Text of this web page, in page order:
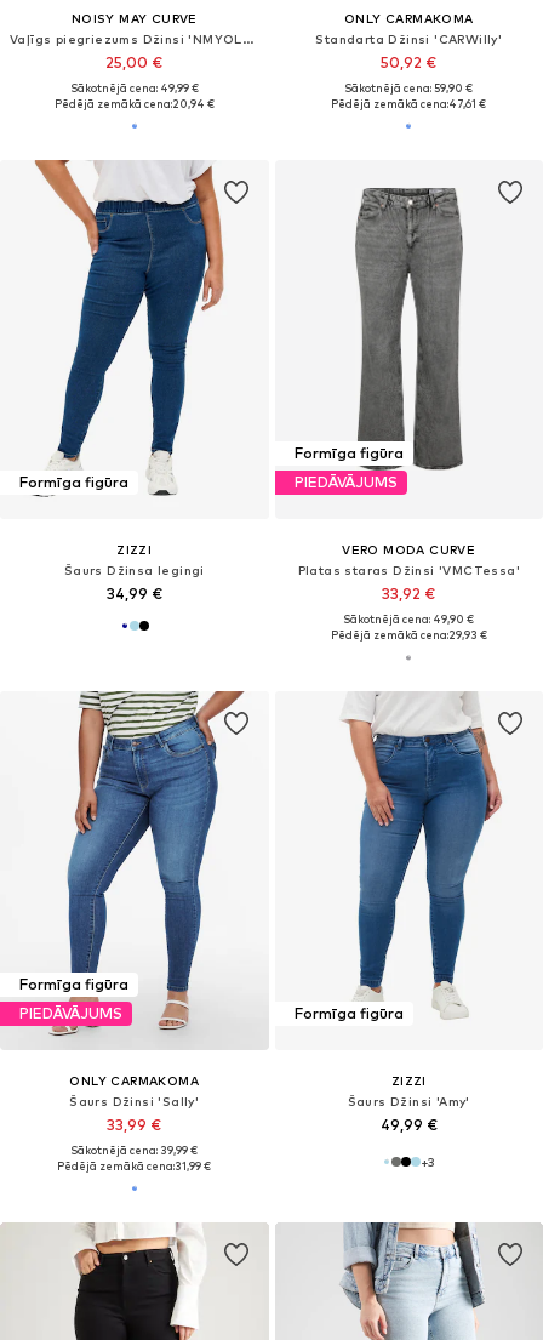
NOISY MAY CURVE
Vaļīgs piegriezums Džinsi 'NMYOLANDA'
25,00 €
Sākotnējā cena: 49,99 €
Pēdējā zemākā cena:20,94 €
ONLY CARMAKOMA
Standarta Džinsi 'CARWilly'
50,92 €
Sākotnējā cena: 59,90 €
Pēdējā zemākā cena:47,61 €
Formīga figūra
ZIZZI
Šaurs Džinsa legingi
34,99 €
Formīga figūra
PIEDĀVĀJUMS
VERO MODA CURVE
Platas staras Džinsi 'VMCTessa'
33,92 €
Sākotnējā cena: 49,90 €
Pēdējā zemākā cena:29,93 €
Formīga figūra
PIEDĀVĀJUMS
ONLY CARMAKOMA
Šaurs Džinsi 'Sally'
33,99 €
Sākotnējā cena: 39,99 €
Pēdējā zemākā cena:31,99 €
Formīga figūra
ZIZZI
Šaurs Džinsi 'Amy'
49,99 €
+3